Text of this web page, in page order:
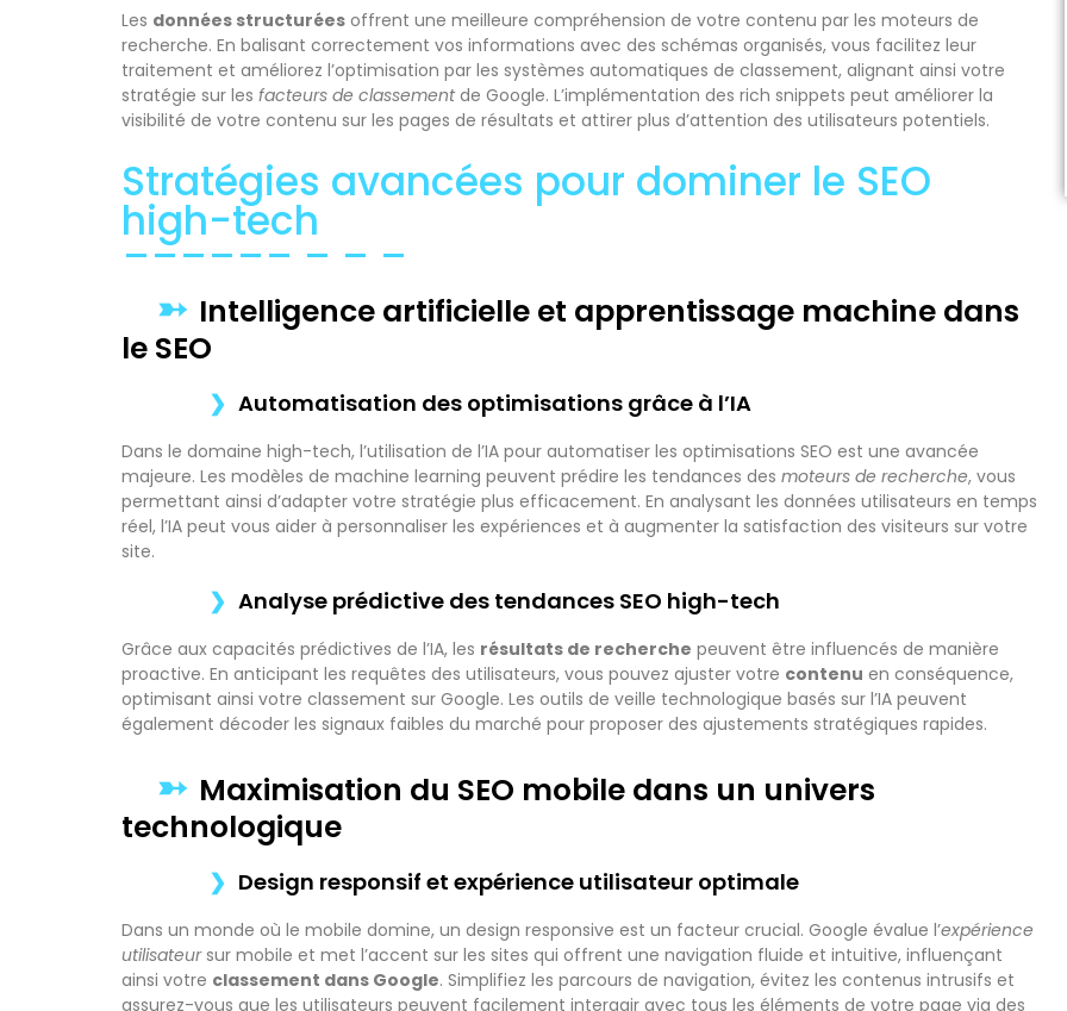
Les données structurées offrent une meilleure compréhension de votre contenu par les moteurs de
recherche. En balisant correctement vos informations avec des schémas organisés, vous facilitez leur
traitement et améliorez l’optimisation par les systèmes automatiques de classement, alignant ainsi votre
stratégie sur les facteurs de classementde Google. L’implémentation des rich snippets peut améliorer la
visibilité de votre contenu sur les pages de résultats et attirer plus d’attention des utilisateurs potentiels.
Stratégies avancées pour dominer le SEO
high-tech
Intelligence artificielle et apprentissage machine dans
le SEO
Automatisation des optimisations grâce à l’IA
Dans le domaine high-tech, l’utilisation de l’IA pour automatiser les optimisations SEO est une avancée
majeure. Les modèles de machine learning peuvent prédire les tendances des moteurs de recherche, vous
permettant ainsi d’adapter votre stratégie plus efficacement. En analysant les données utilisateurs en temps
réel, l’IA peut vous aider à personnaliser les expériences et à augmenter la satisfaction des visiteurs sur votre
site.
Analyse prédictive des tendances SEO high-tech
Grâce aux capacités prédictives de l’IA, les résultats de recherche peuvent être influencés de manière
proactive. En anticipant les requêtes des utilisateurs, vous pouvez ajuster votre contenu en conséquence,
optimisant ainsi votre classement sur Google. Les outils de veille technologique basés sur l’IA peuvent
également décoder les signaux faibles du marché pour proposer des ajustements stratégiques rapides.
Maximisation du SEO mobile dans un univers
technologique
Design responsif et expérience utilisateur optimale
Dans un monde où le mobile domine, un design responsive est un facteur crucial. Google évalue l’expérience
utilisateursur mobile et met l’accent sur les sites qui offrent une navigation fluide et intuitive, influençant
ainsi votre classement dans Google. Simplifiez les parcours de navigation, évitez les contenus intrusifs et
assurez-vous que les utilisateurs peuvent facilement interagir avec tous les éléments de votre page via des